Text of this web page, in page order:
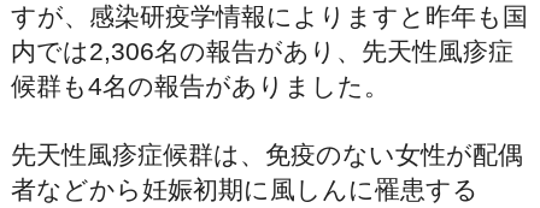
すが、感染研疫学情報によりますと昨年も国
内では2,306名の報告があり、先天性風疹症
候群も4名の報告がありました。
先天性風疹症候群は、免疫のない女性が配偶
者などから妊娠初期に風しんに罹患する